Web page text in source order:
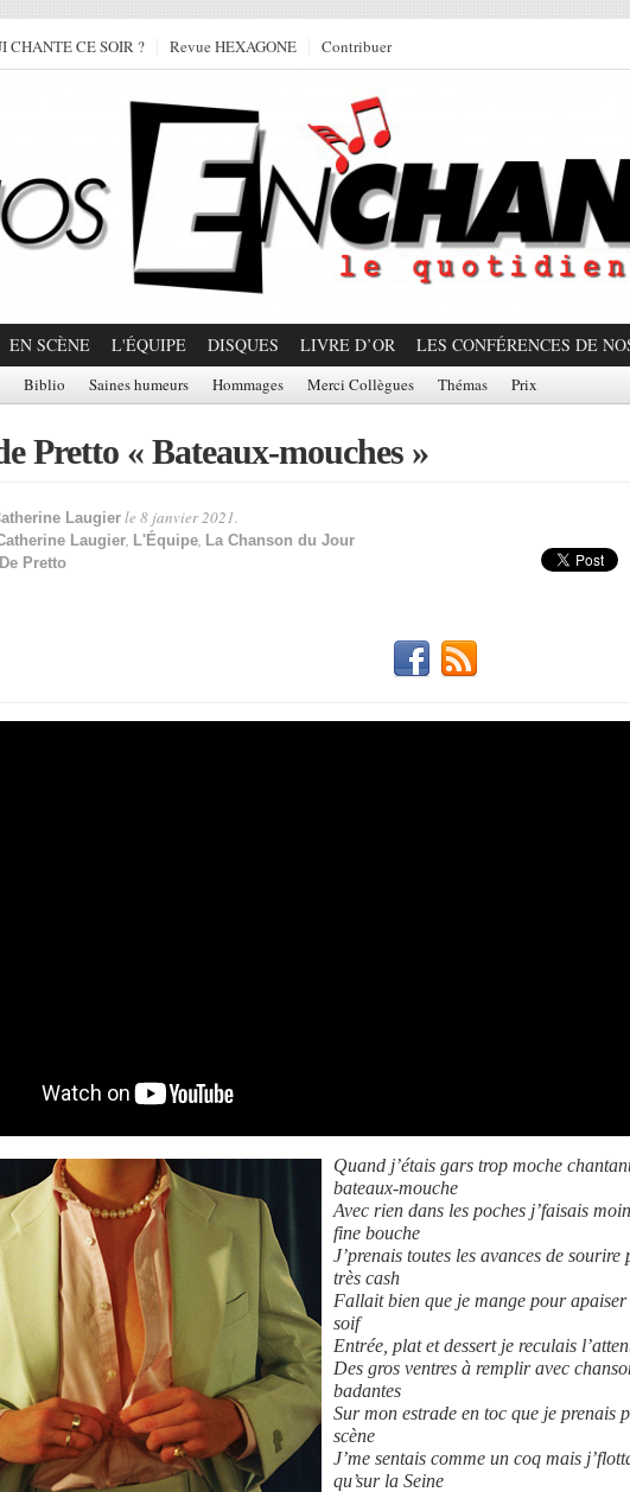
CHANTE CE SOIR ? Revue HEXAGONE Contribuer
EN SCÈNE L'ÉQUIPE DISQUES LIVRE D’OR LES CONFÉRENCES DE
Biblio Saines humeurs Hommages Merci Collègues Thémas Prix
Pretto « Bateaux-mouches »
Laugier le 8 janvier 2021.
Laugier, L'Équipe, La Chanson du Jour
Pretto
Quand j’étais gars trop moche
bateaux-mouche
Avec rien dans les poches j’faisais
fine bouche
J’prenais toutes les avances de sourire
très cash
Fallait bien que je mange pour apaiser
soif
Entrée, plat et dessert je reculais
Des gros ventres à remplir avec
badantes
Sur mon estrade en toc que je prenais
scène
J’me sentais comme un coq mais
qu’sur la Seine